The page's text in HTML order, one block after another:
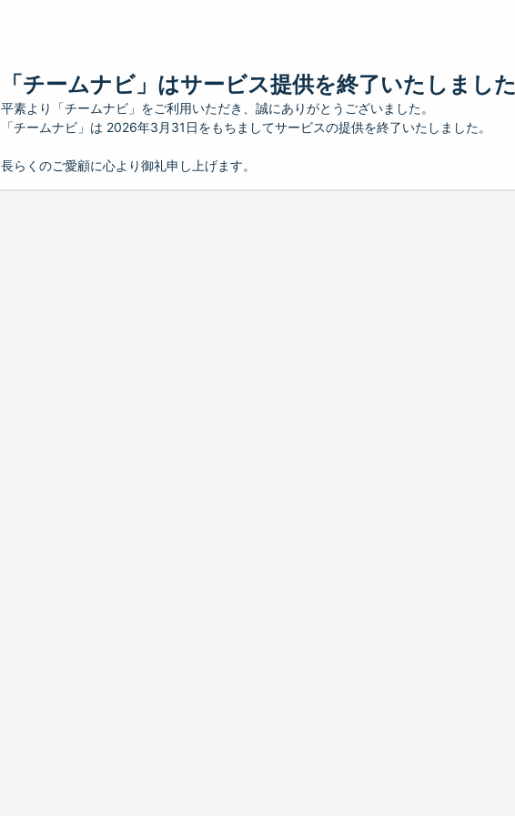
「チームナビ」はサービス提供を終了いたしました
平素より「チームナビ」をご利用いただき、誠にありがとうございました。
「チームナビ」は 2026年3月31日をもちましてサービスの提供を終了いたしました。
長らくのご愛顧に心より御礼申し上げます。